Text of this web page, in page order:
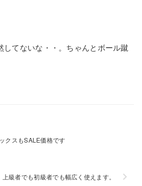
してないな・・。ちゃんとボール蹴
クスもSALE価格です
級者でも初級者でも幅広く使えます。